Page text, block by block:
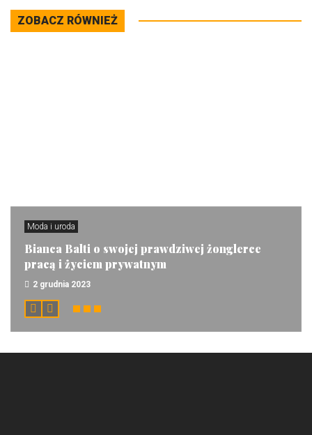
ZOBACZ RÓWNIEŻ
Moda i uroda
Bianca Balti o swojej prawdziwej żonglerce
pracą i życiem prywatnym
2 grudnia 2023